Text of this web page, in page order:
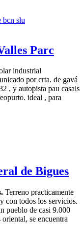
Parc
industrial
por crta. de gavá
, y autopista pau casals
ideal , para
de Bigues
Terreno practicamente
con todos los servicios.
pueblo de casi 9.000
se encuentra